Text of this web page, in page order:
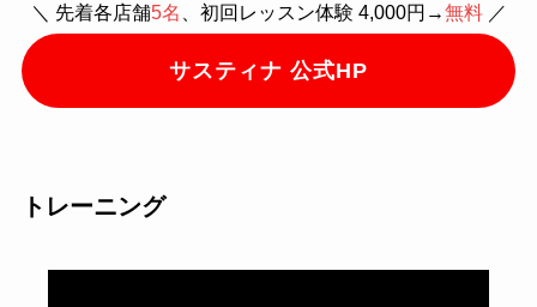
＼ 先着各店舗5名 、初回レッスン体験 4,000円→無料／
サスティナ 公式HP
トレーニング